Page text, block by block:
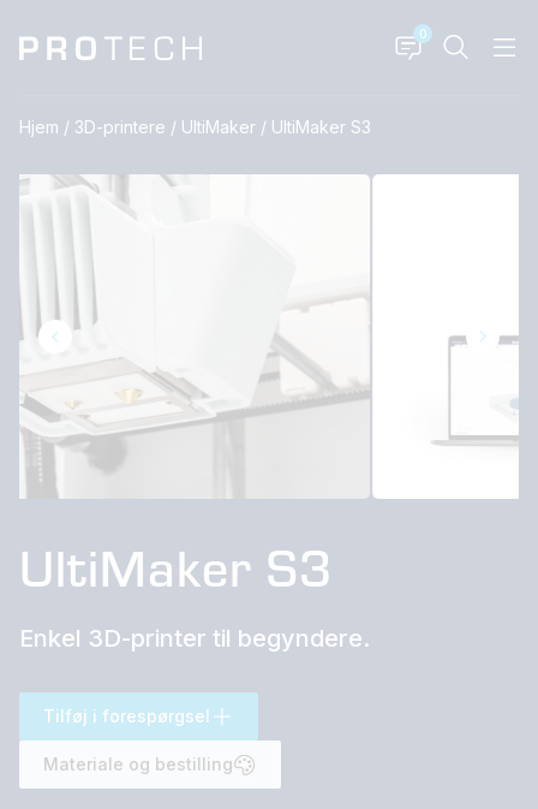
0
Hjem / 3D-printere / UltiMaker / UltiMaker S3
UltiMaker S3
Enkel 3D-printer til begyndere.
Tilføj i forespørgsel
Materiale og bestilling